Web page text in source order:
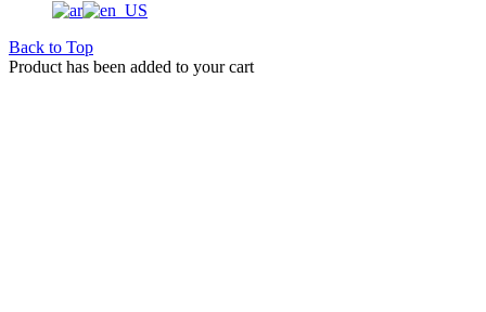
Back to Top
Product has been added to your cart